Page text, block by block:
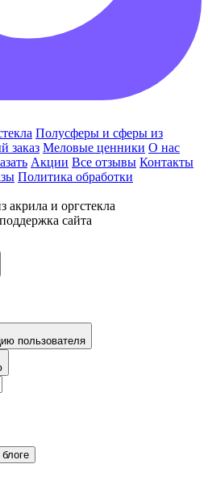
Полусферы и сферы из
заказ Меловые ценники О нас
Акции Все отзывы Контакты
Политика обработки
акрила и оргстекла
сайта
пользователя